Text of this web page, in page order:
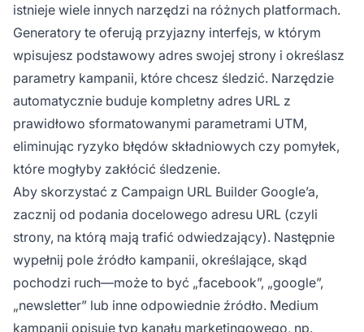
istnieje wiele innych narzędzi na różnych platformach.
Generatory te oferują przyjazny interfejs, w którym
wpisujesz podstawowy adres swojej strony i określasz
parametry kampanii, które chcesz śledzić. Narzędzie
automatycznie buduje kompletny adres URL z
prawidłowo sformatowanymi parametrami UTM,
eliminując ryzyko błędów składniowych czy pomyłek,
które mogłyby zakłócić śledzenie.
Aby skorzystać z Campaign URL Builder Google’a,
zacznij od podania docelowego adresu URL (czyli
strony, na którą mają trafić odwiedzający). Następnie
wypełnij pole źródło kampanii, określające, skąd
pochodzi ruch—może to być „facebook”, „google”,
„newsletter” lub inne odpowiednie źródło. Medium
kampanii opisuje typ kanału marketingowego, np.